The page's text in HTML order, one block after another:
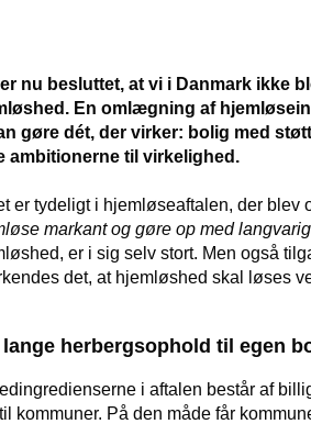
er nu besluttet, at vi i Danmark ikke
En omlægning af
gøre dét, der virker: bolig med
ambitionerne til virkelighed.
er tydeligt i hjemløseaftalen, der blev
markant og gøre op med
er i sig selv stort. Men også
det, at hjemløshed skal løses
lange herbergsophold til egen
i aftalen består af
kommuner. På den måde får